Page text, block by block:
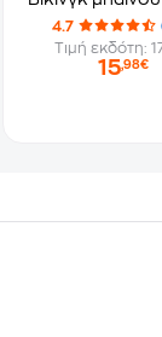
μπαρ
4.7
Τιμή εκδότη:
15,98€